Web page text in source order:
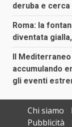
deruba e
Roma: la
diventata
Il Mediterraneo
accumulando
gli eventi
Chi siamo
Pubblicità